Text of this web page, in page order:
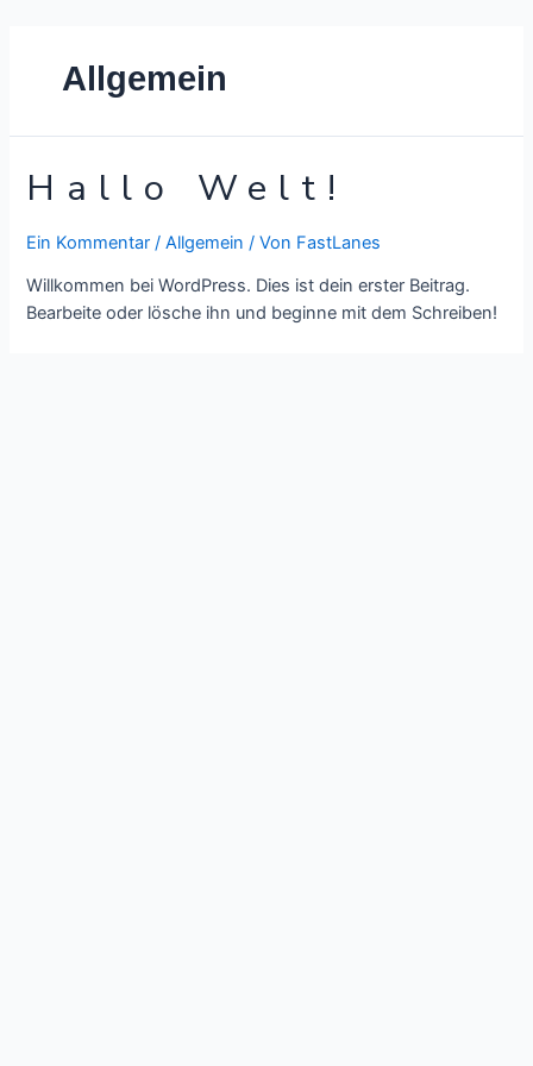
Allgemein
Hallo Welt!
Ein Kommentar /Allgemein / Von FastLanes
Willkommen bei WordPress. Dies ist dein erster Beitrag.
Bearbeite oder lösche ihn und beginne mit dem Schreiben!